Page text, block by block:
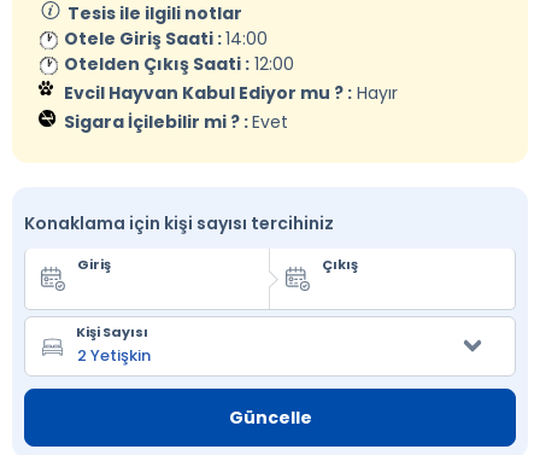
Tesis ile ilgili notlar
Otele Giriş Saati :14:00
Otelden Çıkış Saati : 12:00
Evcil Hayvan Kabul Ediyor mu ? : Hayır
Sigara İçilebilir mi ? :Evet
Konaklama için kişi sayısı tercihiniz
Giriş Çıkış
Kişi Sayısı
Güncelle